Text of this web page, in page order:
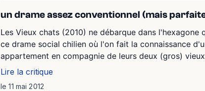
un drame assez conventionnel (mais
Les Vieux chats (2010) ne débarque dans
ce drame social chilien où l'on fait la connaissance
appartement en compagnie de leurs deux (gros)
Lire la critique
le 11 mai 2012